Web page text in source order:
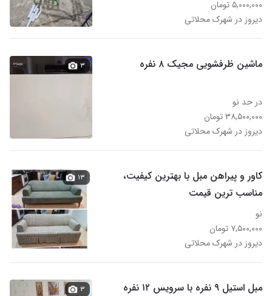
۵,۰۰۰,۰۰۰ تومان
دیروز در شهرک محلاتی
ماشین ظرفشویی مجیک ۸ نفره
در حد نو
۳۸,۵۰۰,۰۰۰ تومان
دیروز در شهرک محلاتی
۳
کاور و پیراهن مبل با بهترین کیفیت،
مناسب ترین قیمت
نو
۷,۵۰۰,۰۰۰ تومان
دیروز در شهرک محلاتی
۱۳
مبل استیل ۹ نفره با سرویس ۱۲ نفره
۳